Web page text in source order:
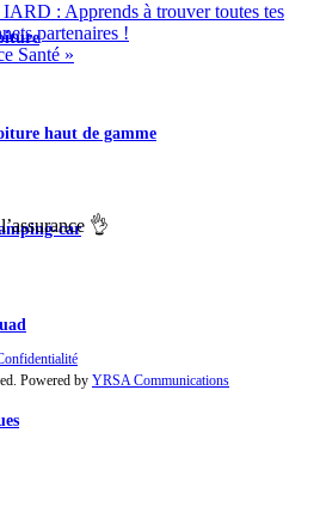
haut de gamme
car
: Apprends à trouver toutes tes
partenaires !
Santé »
👌
Powered by YRSA Communications